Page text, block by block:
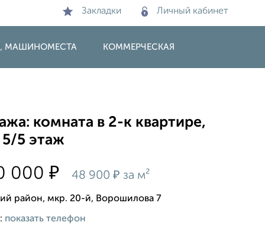
Закладки Личный кабинет
МАШИНОМЕСТА КОММЕРЧЕСКАЯ
комната в 2-к квартире,
5/5 этаж
000₽ 48 900₽ за м²
район, мкр. 20-й, Ворошилова 7
показать телефон